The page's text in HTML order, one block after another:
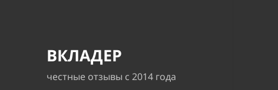
ВКЛАДЕР
честные отзывы с 2014 года